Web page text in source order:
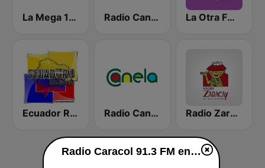
La Mega 103.3 FM Radio Canela Guayas La Otra FM - Guayaquil
Ecuador Radio HD Radio Canela Azuay Radio Zaracay
Radio Caracol 91.3 FM en vivo